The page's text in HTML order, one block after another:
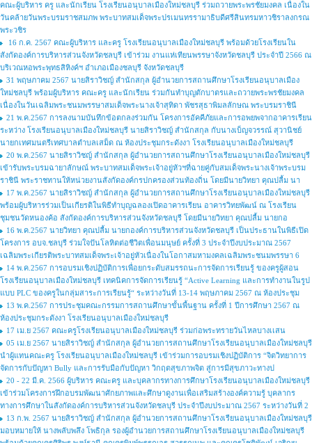
คณะผู้บริหาร ครู และนักเรียน โรงเรียนอนุบาลเมืองใหม่ชลบุรี ร่วมถวายพระพรชัยมงคล เนื่องใน
วันคล้ายวันพระบรมราชสมภพ พระบาทสมเด็จพระปรเมนทรรามาธิบดีศรีสินทรมหาวชิราลงกรณ
พระวชิร
16 ก.ค. 2567 คณะผู้บริหาร และครู โรงเรียนอนุบาลเมืองใหม่ชลบุรี พร้อมด้วยโรงเรียนใน
สังกัดองค์การบริหารส่วนจังหวัดชลบุรี เข้าร่วม งานแห่เทียนพรรษาจังหวัดชลบุรี ประจำปี 2566 ณ
บริเวณหอพระพุทธสิหิงค์ฯ อำเภอเมืองชลบุรี จังหวัดชลบุรี
31 พฤษภาคม 2567 นายสิราวิชญ์ สำนักสกุล ผู้อำนวยการสถานศึกษาโรงเรียนอนุบาลเมือง
ใหม่ชลบุรี พร้อมผู้บริหาร คณะครู และนักเรียน ร่วมกันทำบุญตักบาตรและถวายพระพรชัยมงคล
เนื่องในวันเฉลิมพระชนมพรรษาสมเด็จพระนางเจ้าสุทิดา พัชรสุธาพิมลลักษณ พระบรมราชินี
21 พ.ค.2567 การลงนามบันทึกข้อตกลงร่วมกัน โครงการอัคคีภัยและการอพยพจากอาคารเรียน
ระหว่าง โรงเรียนอนุบาลเมืองใหม่ชลบุรี นายสิราวิชญ์ สำนักสกุล กับนางเบ็ญจวรรณ์ สุวานิชย์
นายกเทศมนตรีเทศบาลตำบลเสม็ด ณ ห้องประชุมกระดังงา โรงเรียนอนุบาลเมืองใหม่ชลบุรี
20 พ.ค.2567 นายสิราวิชญ์ สำนักสกุล ผู้อำนวยการสถานศึกษาโรงเรียนอนุบาลเมืองใหม่ชลบุรี
เข้ารับพระบรมฉายาลักษณ์ พระบาทสมเด็จพระเจ้าอยู่หัวฯที่ฉายคู่กับสมเด็จพระนางเจ้าพระบรม
ราชินี พระราชทานให้หน่วยงานสังกัดองค์กรปกครองส่วนท้องถิ่น โดยมีนายวิทยา คุณปลื้ม นา
17 พ.ค.2567 นายสิราวิชญ์ สำนักสกุล ผู้อำนวยการสถานศึกษาโรงเรียนอนุบาลเมืองใหม่ชลบุรี
พร้อมผู้บริหารร่วมเป็นเกียรติในพิธีทำบุญฉลองเปิดอาคารเรียน อาคารวิทยพัฒน์ ณ โรงเรียน
ชุมชนวัดหนองค้อ สังกัดองค์การบริหารส่วนจังหวัดชลบุรี โดยมีนายวิทยา คุณปลื้ม นายกอ
16 พ.ค.2567 นายวิทยา คุณปลื้ม นายกองค์การบริหารส่วนจังหวัดชลบุรี เป็นประธานในพิธีเปิด
โครงการ อบจ.ชลบุรี ร่วมใจปันโลหิตต่อชีวิตเพื่อนมนุษย์ ครั้งที่ 3 ประจำปีงบประมาณ 2567
เฉลิมพระเกียรติพระบาทสมเด็จพระเจ้าอยู่หัวเนื่องในโอกาสมหามงคลเฉลิมพระชนมพรรษา 6
14 พ.ค.2567 การอบรมเชิงปฏิบัติการเพื่อยกระดับสมรรถนะการจัดการเรียนรู้ ของครูผู้สอน
โรงเรียนอนุบาลเมืองใหม่ชลบุรี เทคนิคการจัดการเรียนรู้ “Active Learning และการทำงานในรูป
แบบ PLC ของครูในกลุ่มสาระการเรียนรู้“ ระหว่างวันที่ 13-14 พฤษภาคม 2567 ณ ห้องประชุม
13 พ.ค.2567 การประชุมคณะกรรมการสถานศึกษาขั้นพื้นฐาน ครั้งที่ 1 ปีการศึกษา 2567 ณ
ห้องประชุมกระดังงา โรงเรียนอนุบาลเมืองใหม่ชลบุรี
17 เม.ย 2567 คณะครูโรงเรียนอนุบาลเมืองใหม่ชลบุรี ร่วมก่อพระทรายวันไหลบางเเสน
05 เม.ย 2567 นายสิราวิชญ์ สำนักสกุล ผู้อำนวยการสถานศึกษาโรงเรียนอนุบาลเมืองใหม่ชลบุรี
นำผู้แทนคณะครู โรงเรียนอนุบาลเมืองใหม่ชลบุรี เข้าร่วมการอบรมเชิงปฏิบัติการ “จิตวิทยาการ
จัดการกับปัญหา Bully และการรับมือกับปัญหา วิกฤตสุขภาพจิต สู่การมีสุขภาวะทางป
20 - 22 มี.ค. 2566 ผู้บริหาร คณะครู และบุคลากรทางการศึกษาโรงเรียนอนุบาลเมืองใหม่ชลบุรี
เข้าร่วมโครงการฝึกอบรมพัฒนาศักยภาพและศึกษาดูงานเพื่อเสริมสร้างองค์ความรู้ บุคลากร
ทางการศึกษาในสังกัดองค์การบริหารส่วนจังหวัดชลบุรี ประจำปีงบประมาณ 2567 ระหว่างวันที่ 2
13 ก.พ. 2567 นายสิราวิชญ์ สำนักสกุล ผู้อำนวยการสถานศึกษาโรงเรียนอนุบาลเมืองใหม่ชลบุรี
มอบหมายให้ นางพลับพลึง โพธิกุล รองผู้อำนวยการสถานศึกษาโรงเรียนอนุบาลเมืองใหม่ชลบุรี